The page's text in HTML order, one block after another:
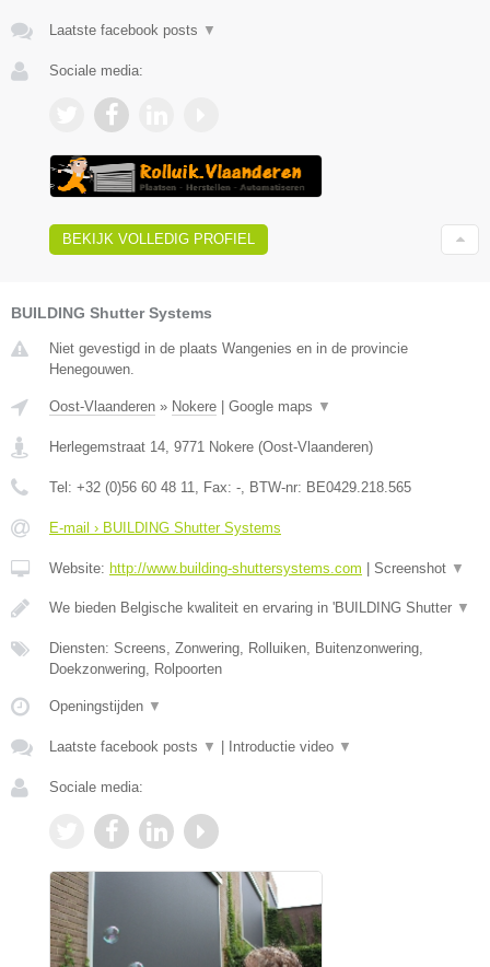
Laatste facebook posts ▼
Sociale media:
BEKIJK VOLLEDIG PROFIEL
BUILDING Shutter Systems
Niet gevestigd in de plaats Wangenies en in de provincie
Henegouwen.
Oost-Vlaanderen » Nokere Google maps ▼
Herlegemstraat 14 9771 Nokere (Oost-Vlaanderen)
Tel: +32 (0)56 60 48 11 , Fax: - , BTW-nr: BE0429.218.565
E-mail › BUILDING Shutter Systems
Website: http://www.building-shuttersystems.com Screenshot ▼
We bieden Belgische kwaliteit en ervaring in 'BUILDING Shutter ▼
Diensten: Screens, Zonwering, Rolluiken, Buitenzonwering,
Doekzonwering, Rolpoorten
Openingstijden ▼
Laatste facebook posts ▼ Introductie video ▼
Sociale media: